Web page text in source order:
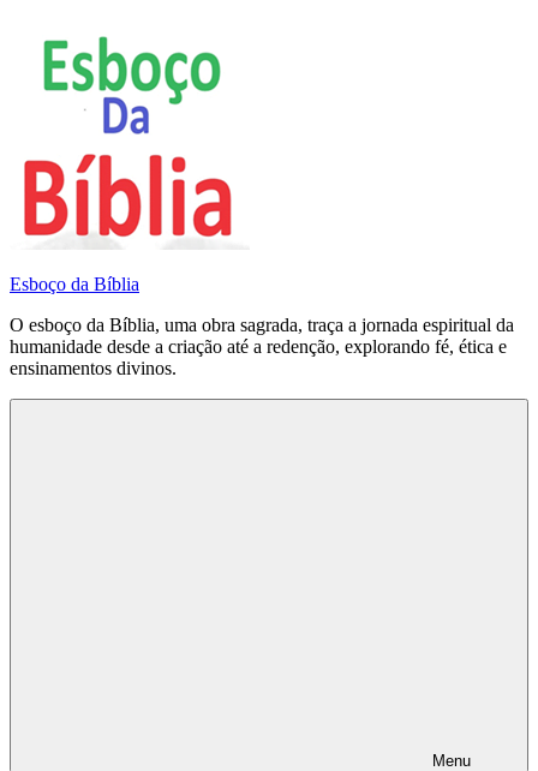
conteúdo
Esboço da Bíblia
O esboço da Bíblia, uma obra sagrada, traça a jornada espiritual da
humanidade desde a criação até a redenção, explorando fé, ética e
ensinamentos divinos.
Menu